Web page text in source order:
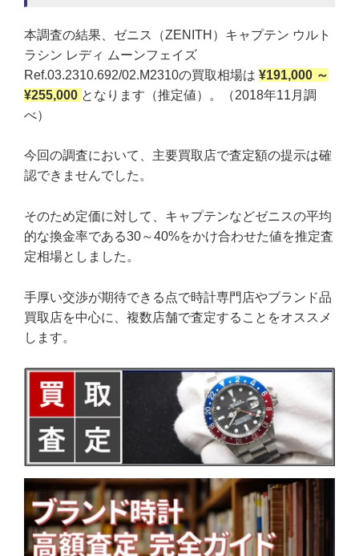
本調査の結果、ゼニス（ZENITH）キャプテン ウルト
ラシン レディ ムーンフェイズ
Ref.03.2310.692/02.M2310の買取相場は ¥191,000 ～
¥255,000 となります（推定値）。（2018年11月調
べ）
今回の調査において、主要買取店で査定額の提示は確
認できませんでした。
そのため定価に対して、キャプテンなどゼニスの平均
的な換金率である30～40%をかけ合わせた値を推定査
定相場としました。
手厚い交渉が期待できる点で時計専門店やブランド品
買取店を中心に、複数店舗で査定することをオススメ
します。